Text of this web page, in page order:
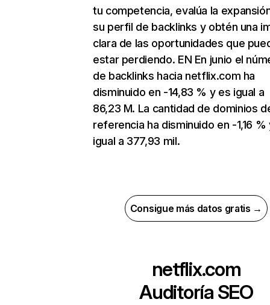
tu competencia, evalúa la
su perfil de backlinks y obtén una
clara de las oportunidades que
estar perdiendo. EN En junio el
de backlinks hacia netflix.com ha
disminuido en -14,83 % y es igual a
86,23 M. La cantidad de dominios
referencia ha disminuido en -1,16 %
igual a 377,93 mil.
Consigue más datos gratis →
netflix.com
Auditoría SEO